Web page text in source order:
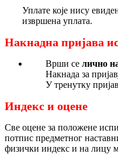
Уплате које нису
извршена уплата.
Накнадна пријава
Врши се лично
Накнада за
У тренутку
Индекс и оцене
Све оцене за положене
потпис предметног
физички индекс и на лицу